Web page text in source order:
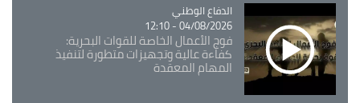
Catégorie
الدفاع الوطني
04/08/2026 - 12:10
فوج الأعمال الخاصة للقوات البحرية:
كفاءة عالية وتجهيزات متطورة لتنفيذ
المهام المعقدة